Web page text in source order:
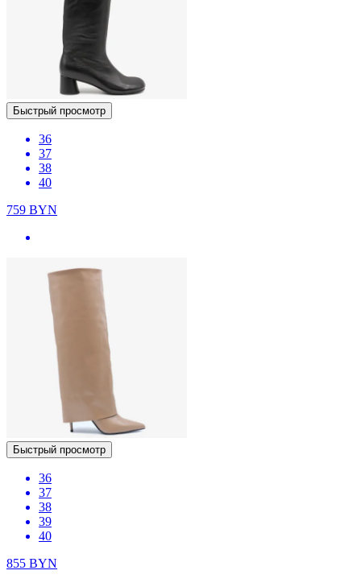
Быстрый просмотр
36
37
38
40
759 BYN
Быстрый просмотр
36
37
38
39
40
855 BYN